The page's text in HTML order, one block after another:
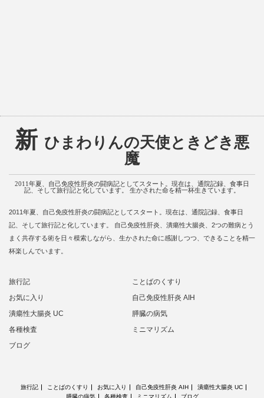
新 ひまわりんの天使ときどき悪
魔
2011年夏、自己免疫性肝炎の闘病記としてスタート。現在は、通院記録、食事日
記、そして旅行記と化しています。 生かされた命を精一杯生きています。
2011年夏、自己免疫性肝炎の闘病記としてスタート。現在は、通院記録、食事日
記、そして旅行記と化しています。 自己免疫性肝炎、潰瘍性大腸炎、2つの難病とう
まく共存する術を日々模索しながら、生かされた命に感謝しつつ、できることを精一
杯楽しんでいます。
旅行記
ことばのくすり
お気に入り
自己免疫性肝炎 AIH
潰瘍性大腸炎 UC
膵臓の病気
各種検査
ミニマリズム
ブログ
旅行記 ことばのくすり お気に入り 自己免疫性肝炎 AIH
潰瘍性大腸炎 UC